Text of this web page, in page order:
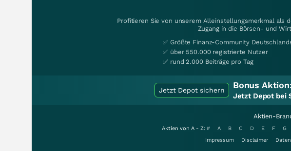
Profitieren Sie von unserem Alleinstellungsmerkmal als
Zugang in die Börsen- und
✅ Größte Finanz-Community
✅ über 550.000 registrierte Nutzer
✅ rund 2.000 Beiträge pro Tag
Jetzt Depot sichern Bonus
Jetzt Depot bei
Aktien-
Aktien von A - Z: # A B C D E F G
Impressum
Disclaimer